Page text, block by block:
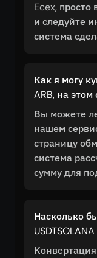
Ecex,
и следуйте
система
Как я могу
ARB, на этом
Вы можете
нашем
страницу
система
сумму для
Насколько
Конвертация